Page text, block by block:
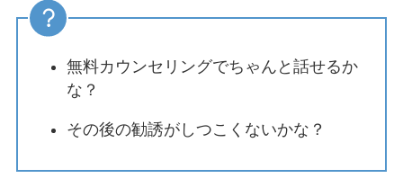
無料カウンセリングでちゃんと話せるか
な？
その後の勧誘がしつこくないかな？